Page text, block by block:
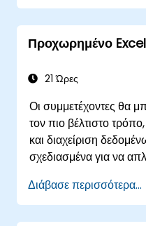
Προχωρημένο
21 Ώρες
Οι συμμετέχοντες θα
τον πιο βέλτιστο
και διαχείριση
σχεδιασμένα για να
δραστηριοτήτων και
να σχεδιάσετε μια
Διάβασε περισσότερα...